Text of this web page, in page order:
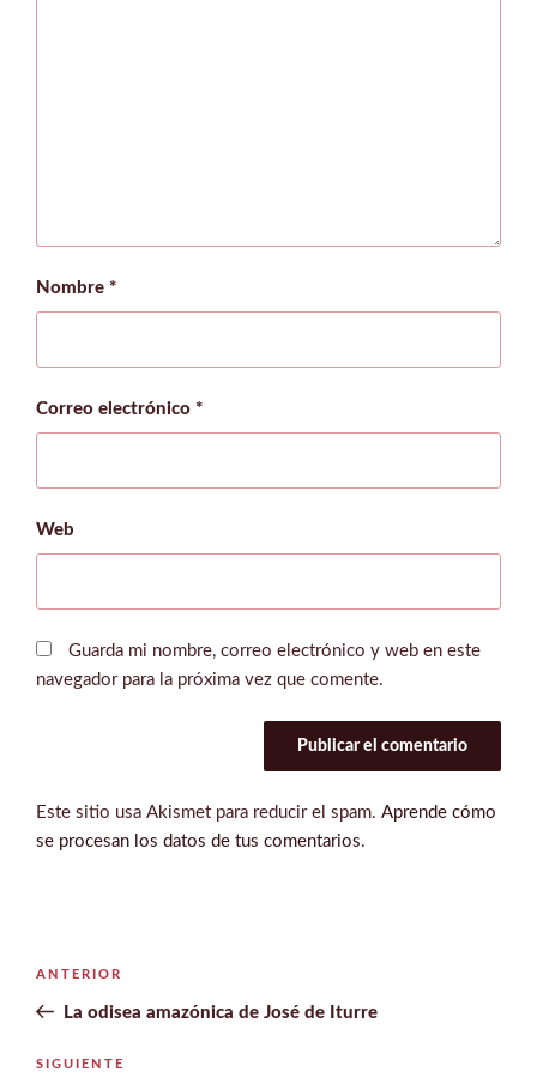
Nombre *
Correo electrónico *
Web
Guarda mi nombre, correo electrónico y web en este
navegador para la próxima vez que comente.
Este sitio usa Akismet para reducir el spam. Aprende cómo
se procesan los datos de tus comentarios.
Entrada
anterior:
ANTERIOR
La odisea amazónica de José de Iturre
Siguiente
SIGUIENTE